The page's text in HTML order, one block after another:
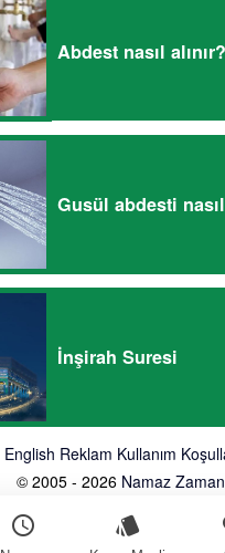
schedule style
Abdest nasıl alınır?
Gusül abdesti nasıl
İnşirah Suresi
English Reklam Kullanım
© 2005 - 2026 Namaz